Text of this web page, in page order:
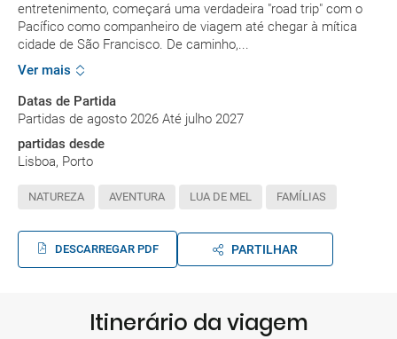
entretenimento, começará uma verdadeira "road trip" com o
Pacífico como companheiro de viagem até chegar à mítica
cidade de São Francisco. De caminho,...
Ver mais
Datas de Partida
Partidas de agosto 2026 Até julho 2027
partidas desde
Lisboa, Porto
NATUREZA AVENTURA LUA DE MEL FAMÍLIAS
DESCARREGAR PDF PARTILHAR
Itinerário da viagem